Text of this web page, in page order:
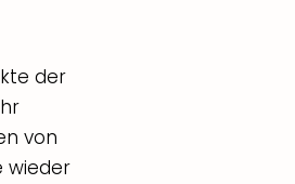
der
von
wieder